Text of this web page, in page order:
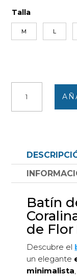
Talla
M L
mujer
minimalista
cantidad
Batín
de
Descubre el
un elegante
minimalista